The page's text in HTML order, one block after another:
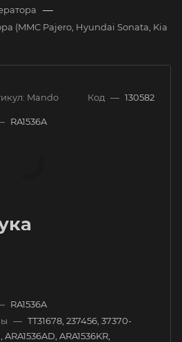
—
(MMC Pajero, Hyundai Sonata, Kia
Mando Код — 130582
RA1536A
RA1536A
— TT31678, 237456, 37370-
ARA1536KR,